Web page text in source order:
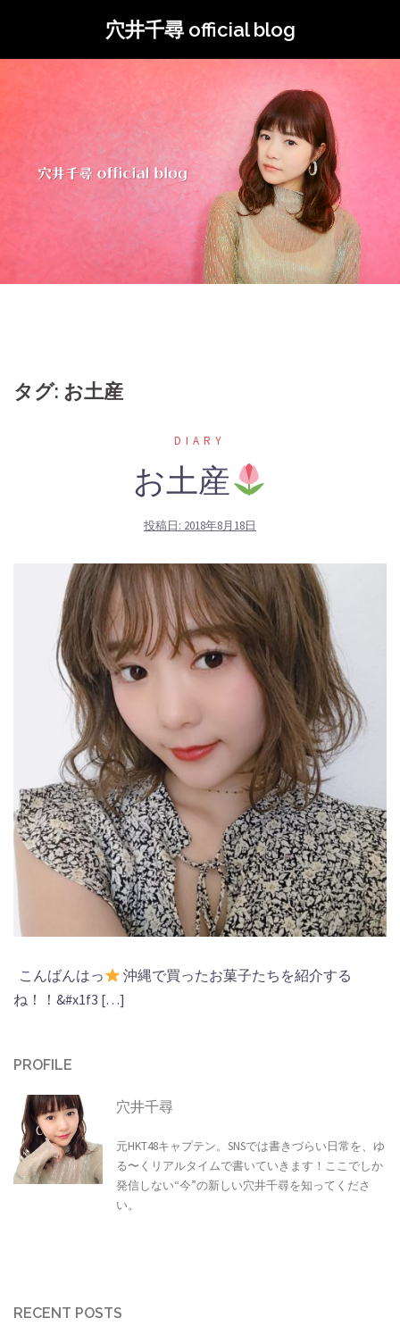
テ
穴井千尋 official blog
タグ: お土産
DIARY
お土産
投稿日: 2018年8月18日
こんばんはっ
沖縄で買ったお菓子たちを紹介する
ね！！&#x1f3 […]
PROFILE
穴井千尋
元HKT48キャプテン。SNSでは書きづらい日常を、ゆ
る〜くリアルタイムで書いていきます！ここでしか
発信しない“今”の新しい穴井千尋を知ってくださ
い。
RECENT POSTS